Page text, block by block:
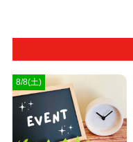
8/8(土)